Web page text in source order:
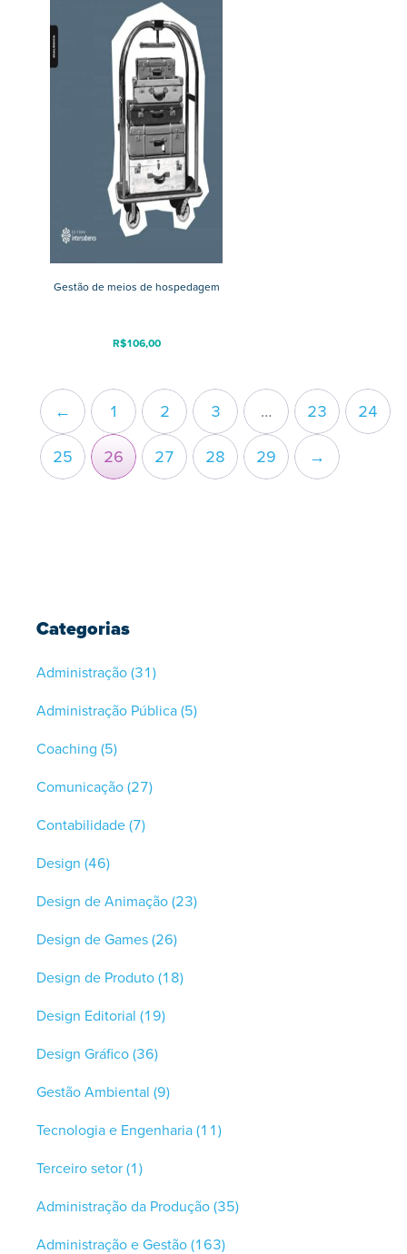
Categorias
Administração(31)
Administração Pública(5)
Coaching (5)
Comunicação(27)
Contabilidade(7)
Design (46)
Design de Animação(23)
Design de Games(26)
Design de Produto(18)
Design Editorial (19)
Design Gráfico(36)
Gestão Ambiental (9)
Tecnologia e Engenharia(11)
Terceiro setor(1)
Administração da Produção(35)
Administração e Gestão(163)
Gestão de meios de hospedagem
R$106,00
← 1 2 3 … 23
24
25
26 27 28 29 →